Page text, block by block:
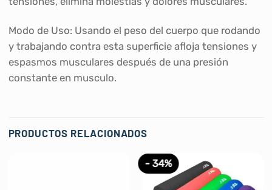
Modo de Uso: Usando el peso del cuerpo que rodando
y trabajando contra esta superficie afloja tensiones y
espasmos musculares después de una presión
constante en musculo.
PRODUCTOS RELACIONADOS
- 34%